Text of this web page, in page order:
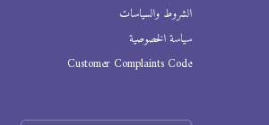
الشروط والسياسات
سياسة الخصوصية
Customer Complaints Code